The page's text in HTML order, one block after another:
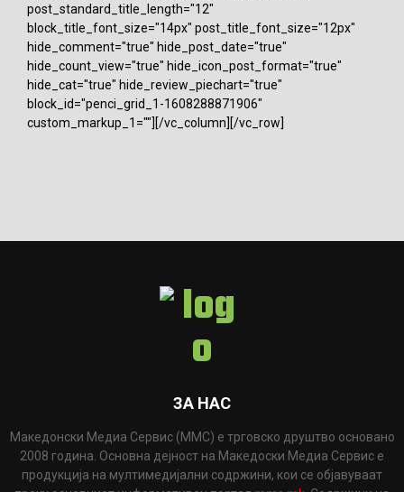
post_standard_title_length="12"
block_title_font_size="14px" post_title_font_size="12px"
hide_comment="true" hide_post_date="true"
hide_count_view="true" hide_icon_post_format="true"
hide_cat="true" hide_review_piechart="true"
block_id="penci_grid_1-1608288871906"
custom_markup_1=""][/vc_column][/vc_row]
ЗА НАС
Македонски Медиа Сервис (ММС) е трговско друштво основано
2008 година. Основна дејност на Македоски Медиа Сервис е
продукција на мултимедијални содржини, кои се објавуваат